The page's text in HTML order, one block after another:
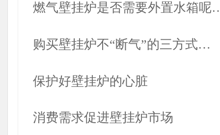
燃气壁挂炉是否需要外置水箱呢
购买壁挂炉不“断气”的三方式…
保护好壁挂炉的心脏
消费需求促进壁挂炉市场